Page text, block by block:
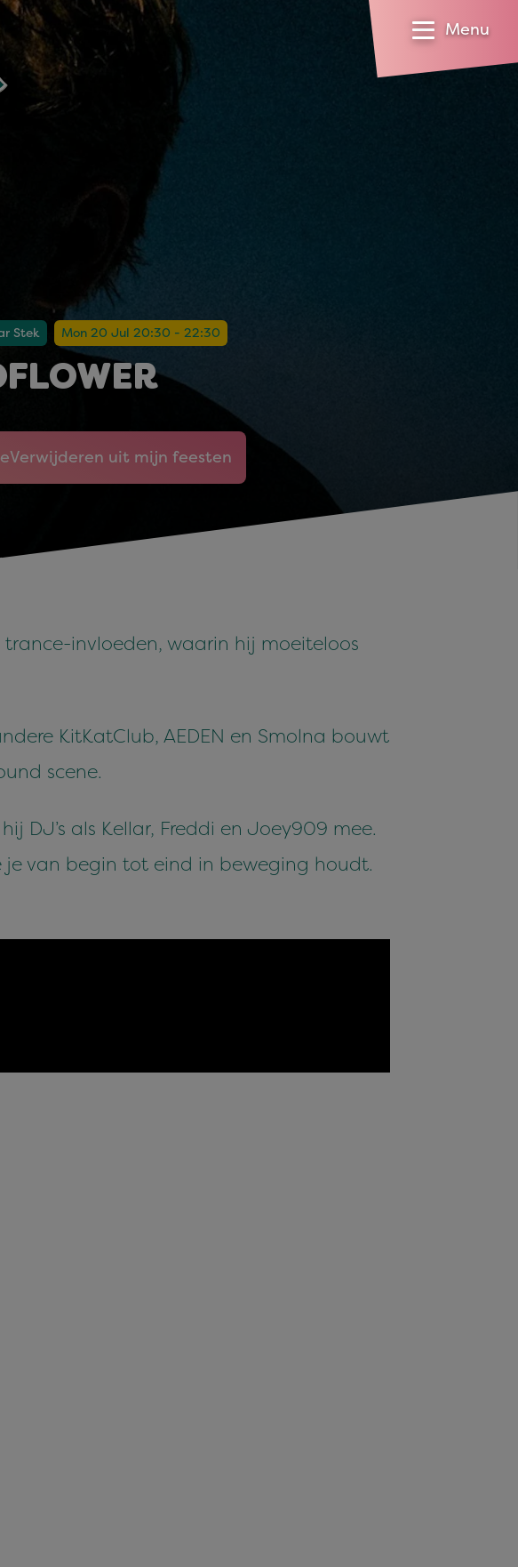
Menu
Stek Mon 20 Jul 20:30 - 22:30
Verwijderen uit mijn feesten
trance-invloeden, waarin hij moeiteloos
KitKatClub, AEDEN en Smolna bouwt
scene.
DJ’s als Kellar, Freddi en Joey909 mee.
van begin tot eind in beweging houdt.